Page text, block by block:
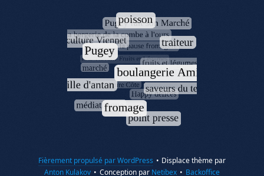
Fièrement propulsé par WordPress • Displace thème par
Anton Kulakov • Conception par Netibex • Backoffice